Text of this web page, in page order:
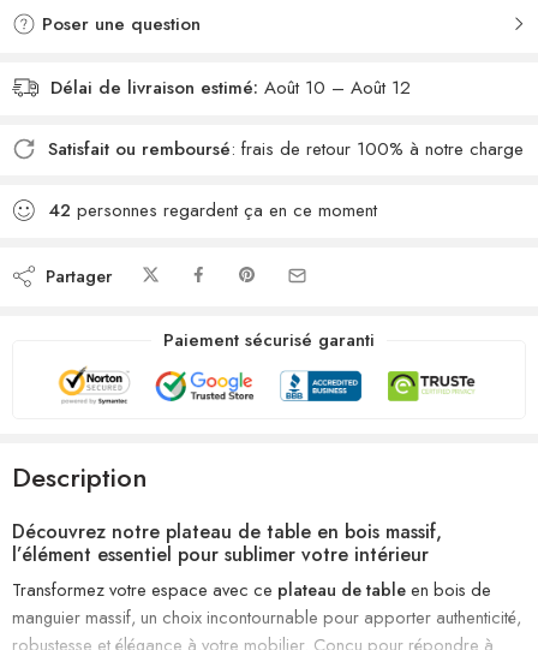
Poser une question
Délai de livraison estimé: Août 10 – Août 12
Satisfait ou remboursé: frais de retour 100% à notre charge
42 personnes regardent ça en ce moment
Partager
Paiement sécurisé garanti
Description
Découvrez notre plateau de table en bois massif,
l’élément essentiel pour sublimer votre intérieur
Transformez votre espace avec ce plateau de tableen bois de
manguier massif, un choix incontournable pour apporter authenticité,
robustesse et élégance à votre mobilier. Conçu pour répondre à